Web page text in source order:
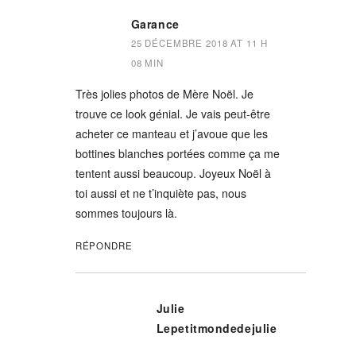
Garance
25 DÉCEMBRE 2018 AT 11 H
08 MIN
Très jolies photos de Mère Noël. Je
trouve ce look génial. Je vais peut-être
acheter ce manteau et j’avoue que les
bottines blanches portées comme ça me
tentent aussi beaucoup. Joyeux Noël à
toi aussi et ne t’inquiète pas, nous
sommes toujours là.
RÉPONDRE
Julie
Lepetitmondedejulie